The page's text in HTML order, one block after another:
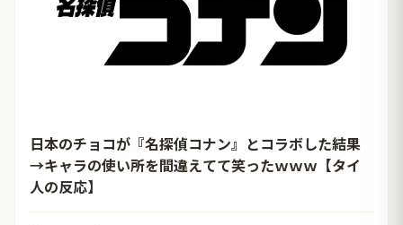
日本のチョコが『名探偵コナン』とコラボした結果
→キャラの使い所を間違えてて笑ったｗｗｗ【タイ
人の反応】